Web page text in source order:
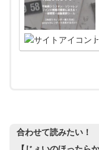
合わせて読みたい！